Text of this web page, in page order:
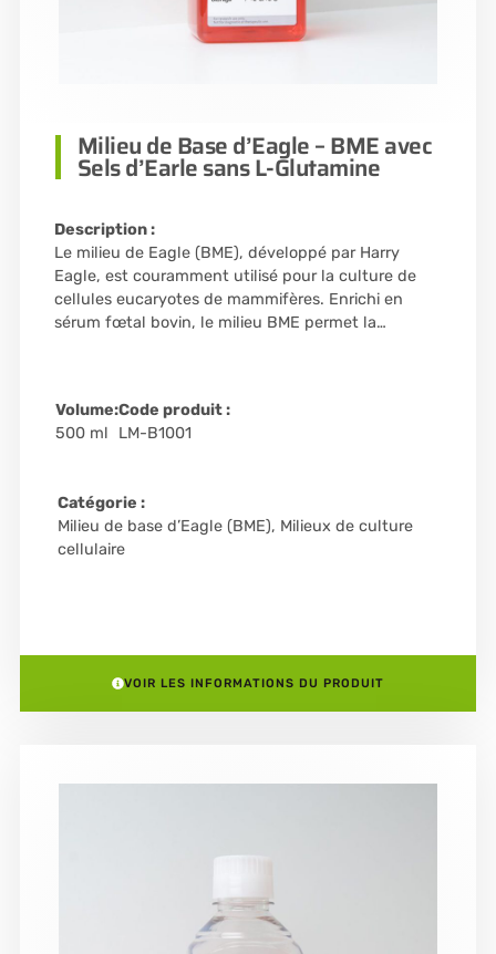
Milieu de Base d’Eagle – BME avec
Sels d’Earle sans L-Glutamine
Description :
Le milieu de Eagle (BME), développé par Harry
Eagle, est couramment utilisé pour la culture de
cellules eucaryotes de mammifères. Enrichi en
sérum fœtal bovin, le milieu BME permet la…
Volume:
500 ml
Code produit :
LM-B1001
Catégorie :
Milieu de base d’Eagle (BME), Milieux de culture
cellulaire
VOIR LES INFORMATIONS DU PRODUIT